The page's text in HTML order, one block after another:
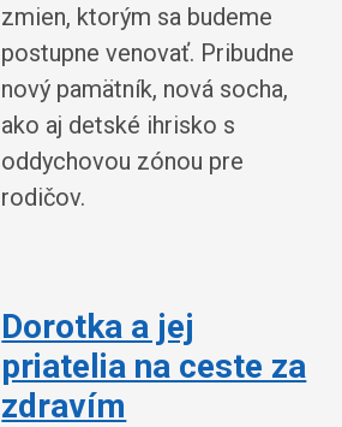
zmien, ktorým sa budeme
postupne venovať. Pribudne
nový pamätník, nová socha,
ako aj detské ihrisko s
oddychovou zónou pre
rodičov.
Dorotka a jej
priatelia na ceste za
zdravím